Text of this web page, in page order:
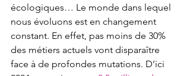
écologiques… Le monde dans lequel
nous évoluons est en changement
constant. En effet, pas moins de 30%
des métiers actuels vont disparaître
face à de profondes mutations. D’ici